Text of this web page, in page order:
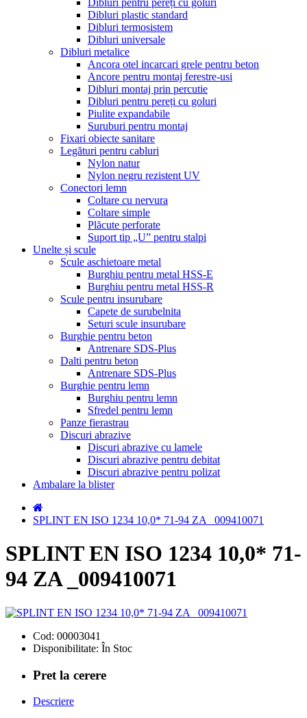
Dibluri pentru pereți cu goluri
Dibluri plastic standard
Dibluri termosistem
Dibluri universale
Dibluri metalice
Ancora otel incarcari grele pentru beton
Ancore pentru montaj ferestre-usi
Dibluri montaj prin percutie
Dibluri pentru pereți cu goluri
Piulite expandabile
Suruburi pentru montaj
Fixari obiecte sanitare
Legături pentru cabluri
Nylon natur
Nylon negru rezistent UV
Conectori lemn
Coltare cu nervura
Coltare simple
Plăcute perforate
Suport tip „U” pentru stalpi
Unelte și scule
Scule aschietoare metal
Burghiu pentru metal HSS-E
Burghiu pentru metal HSS-R
Scule pentru insurubare
Capete de surubelnita
Seturi scule insurubare
Burghie pentru beton
Antrenare SDS-Plus
Dalti pentru beton
Antrenare SDS-Plus
Burghie pentru lemn
Burghiu pentru lemn
Sfredel pentru lemn
Panze fierastrau
Discuri abrazive
Discuri abrazive cu lamele
Discuri abrazive pentru debitat
Discuri abrazive pentru polizat
Ambalare la blister
SPLINT EN ISO 1234 10,0* 71-94 ZA _009410071
SPLINT EN ISO 1234 10,0* 71-
94 ZA _009410071
Cod: 00003041
Disponibilitate: În Stoc
Pret la cerere
Descriere